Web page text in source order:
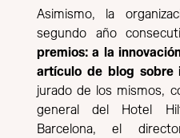
Asimismo, la
segundo año
premios: a la
artículo de blog sobre
jurado de los mismos,
general del Hotel
Barcelona, el